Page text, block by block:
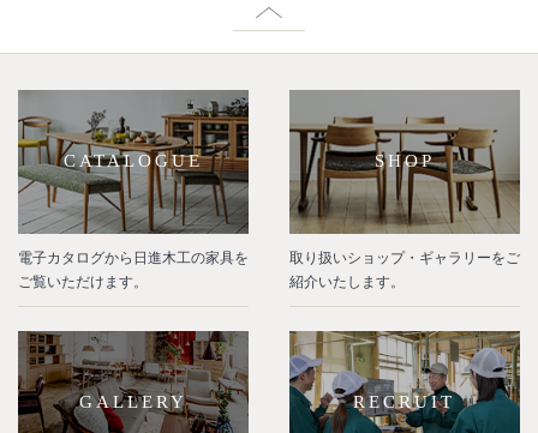
CATALOGUE
電子カタログから日進木工の家具を
ご覧いただけます。
SHOP
取り扱いショップ・ギャラリーをご
紹介いたします。
GALLERY RECRUIT